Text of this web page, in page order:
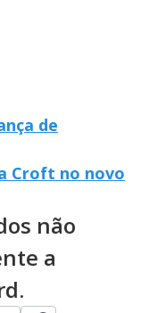
de
Croft no novo
não
a